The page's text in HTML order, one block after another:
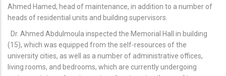
Ahmed Hamed, head of maintenance, in addition to a number of
heads of residential units and building supervisors.
Dr. Ahmed Abdulmoula inspected the Memorial Hall in building
(15), which was equipped from the self-resources of the
university cities, as well as a number of administrative offices,
living rooms, and bedrooms, which are currently undergoing